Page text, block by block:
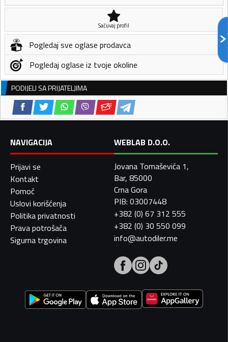
Sačuvaj profil
Pogledaj sve oglase prodavca
Pogledaj oglase iz tvoje okoline
PODIJELI SA PRIJATELJIMA
NAVIGACIJA
Prijavi se
Kontakt
Pomoć
Uslovi korišćenja
Politika privatnosti
Prava potrošača
Sigurna trgovina
WEBLAB D.O.O.
Jovana Tomaševića 1,
Bar, 85000
Crna Gora
PIB: 03007448
+382 (0) 67 312 555
+382 (0) 30 550 099
info@autodiler.me